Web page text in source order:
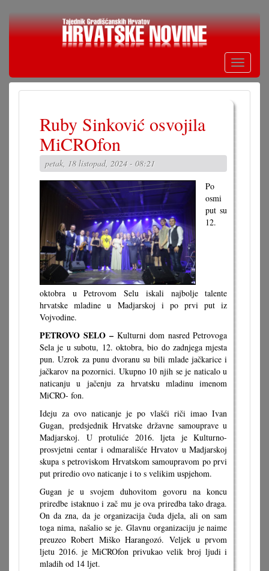
Skoči
Toggle
Ruby Sinković osvojila
MiCROfon
petak, 18 listopad, 2024 - 08:21
Po
osmi
put su
12.
oktobra u Petrovom Selu iskali najbolje talente
hrvatske mladine u Madjarskoj i po prvi put iz
Vojvodine.
PETROVO SELO –Kulturni dom nasred Petrovoga
Sela je u subotu, 12. oktobra, bio do zadnjega mjesta
pun. Uzrok za punu dvoranu su bili mlade jačkarice i
jačkarov na pozornici. Ukupno 10 njih se je naticalo u
naticanju u jačenju za hrvatsku mladinu imenom
MiCRO- fon.
Ideju za ovo naticanje je po vlašći riči imao Ivan
Gugan, predsjednik Hrvatske državne samouprave u
Madjarskoj. U protuliće 2016. ljeta je Kulturno-
prosvjetni centar i odmarališće Hrvatov u Madjarskoj
skupa s petroviskom Hrvatskom samoupravom po prvi
put priredio ovo naticanje i to s velikim uspjehom.
Gugan je u svojem duhovitom govoru na koncu
priredbe istaknuo i zač mu je ova priredba tako draga.
On da zna, da je organizacija čuda djela, ali on sam
toga nima, našalio se je. Glavnu organizaciju je naime
preuzeo Robert Miško Harangozó. Veljek u prvom
ljetu 2016. je MiCROfon privukao velik broj ljudi i
mladih od 14 ljet.